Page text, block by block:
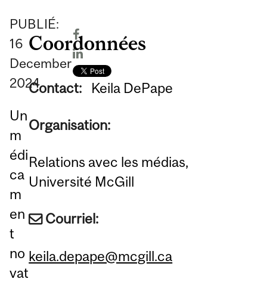
PUBLIÉ:
16
December
2024
Un
m
édi
ca
m
en
t
no
vat
Coordonnées
Contact: Keila DePape
Organisation:
Relations avec les médias,
Université McGill
Courriel:
keila.depape@mcgill.ca